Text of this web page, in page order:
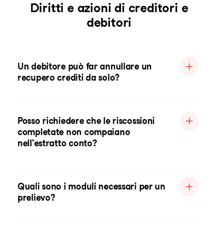
Diritti e azioni di creditori e
debitori
Un debitore può far annullare un
recupero crediti da solo?
Posso richiedere che le riscossioni
completate non compaiano
nell'estratto conto?
Quali sono i moduli necessari per un
prelievo?